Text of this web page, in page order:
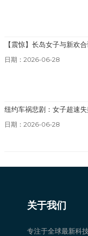
【震惊】长岛女子与新欢
日期：2026-06-28
纽约车祸悲剧：女子超速
日期：2026-06-28
关于我们
专注于全球最新科